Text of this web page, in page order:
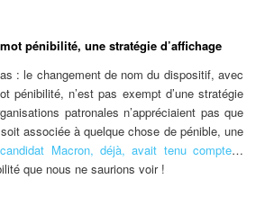
pénibilité, une stratégie d’affichage
: le changement de nom du dispositif, avec
pénibilité, n’est pas exempt d’une stratégie
patronales n’appréciaient pas que
associée à quelque chose de pénible, une
candidat Macron, déjà, avait tenu compte…
que nous ne saurions voir !